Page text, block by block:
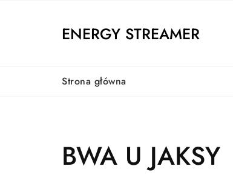
ENERGY STREAMER
Strona główna
BWA U JAKSY